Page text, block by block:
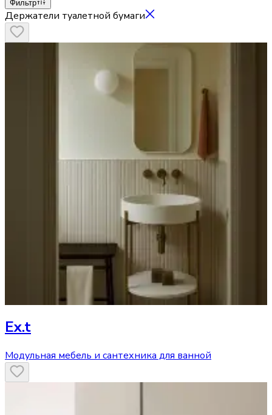
Фильтр
Держатели туалетной бумаги
Ex.t
Модульная мебель и сантехника для ванной